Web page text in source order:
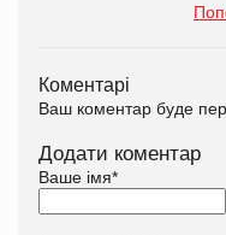
Коментарі
Ваш коментар буде
Додати коментар
Ваше імя*